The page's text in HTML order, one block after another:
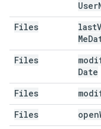
User
Files
last
Me
Files
Date
Files
Files
open